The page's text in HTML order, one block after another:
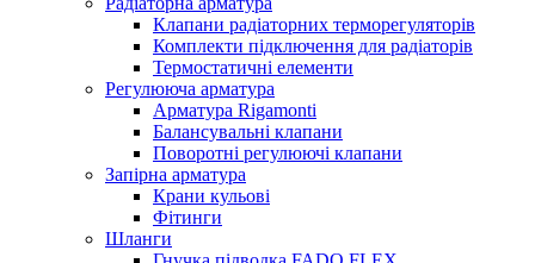
Клапани радіаторних терморегуляторів
Комплекти підключення для радіаторів
Термостатичні елементи
Регулююча арматура
Арматура Rigamonti
Балансувальні клапани
Поворотні регулюючі клапани
Запірна арматура
Крани кульові
Фітинги
Шланги